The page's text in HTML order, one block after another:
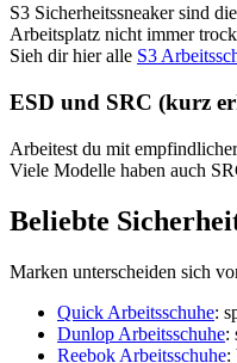
S3 Sicherheitssneaker sind
Arbeitsplatz nicht immer
Sieh dir hier alle S3
ESD und SRC (kurz
Arbeitest du mit
Viele Modelle haben auch
Beliebte
Marken unterscheiden sich
Quick Arbeitsschuhe:
Dunlop Arbeitsschuhe:
Reebok Arbeitsschuhe: